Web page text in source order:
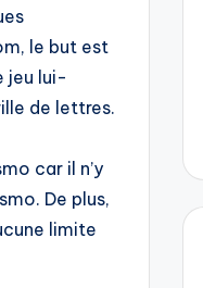
le but est
jeu lui-
de lettres.
car il n’y
De plus,
limite